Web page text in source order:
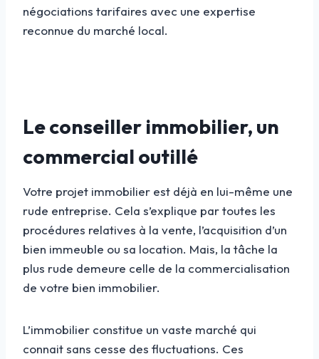
négociations tarifaires avec une expertise
reconnue du marché local.
Le conseiller immobilier, un
commercial outillé
Votre projet immobilier est déjà en lui-même une
rude entreprise. Cela s’explique par toutes les
procédures relatives à la vente, l’acquisition d’un
bien immeuble ou sa location. Mais, la tâche la
plus rude demeure celle de la commercialisation
de votre bien immobilier.
L’immobilier constitue un vaste marché qui
connait sans cesse des fluctuations. Ces